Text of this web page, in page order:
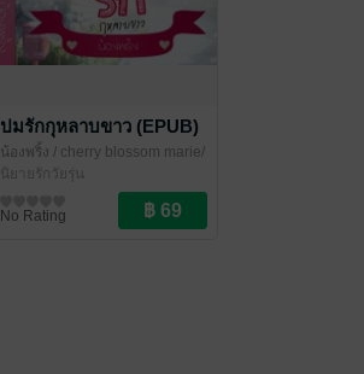
ปมรักกุหลาบขาว (EPUB)
น้องพริ้ง / cherry blossom marie/
วิรงรอง/น้องพริ้ง
นิยายรักวัยรุ่น
No Rating